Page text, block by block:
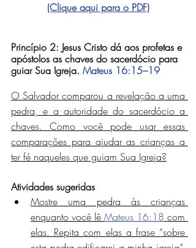
(Clique aqui para o PDF)
Princípio 2: Jesus Cristo dá aos profetas e
apóstolos as chaves do sacerdócio para
guiar Sua Igreja. Mateus 16:15–19
O Salvador comparou a revelação a uma
pedra, e a autoridade do sacerdócio a
chaves. Como você pode usar essas
comparações para ajudar as crianças a
ter fé naqueles que guiam Sua Igreja?
Atividades sugeridas
Mostre uma pedra às crianças
enquanto você lê Mateus 16:18 com
elas. Repita com elas a frase “sobre